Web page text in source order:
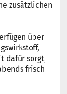
zusätzlichen
über
dafür sorgt,
frisch